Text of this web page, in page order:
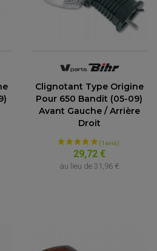
Clignotant Type Origine
Pour 650 Bandit (05-09)
Avant Gauche / Arrière
Droit
29,72 €
au lieu de 31,96 €